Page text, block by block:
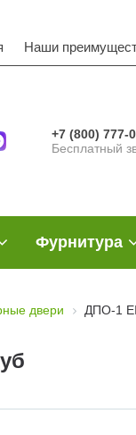
Наши
+7 (800) 777-
Бесплатный
Фурнитура
двери ДПО-1